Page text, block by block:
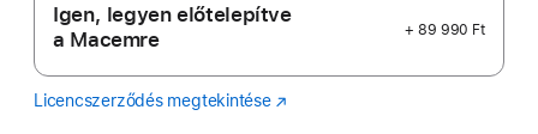
Igen, legyen előtelepítve
a Macemre
+ 89 990 Ft
Licencszerződés megtekintéseLogic
(Új